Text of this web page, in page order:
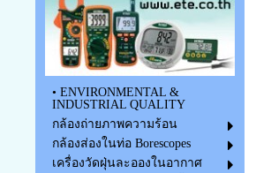
• ENVIRONMENTAL &
INDUSTRIAL QUALITY
กล้องถ่ายภาพความร้อน
กล้องส่องในท่อ Borescopes
เครื่องวัดฝุ่นละอองในอากาศ